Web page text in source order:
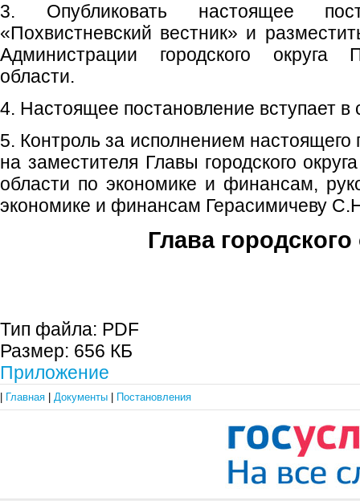
3. Опубликовать настоящее
«Похвистневский вестник» и
Администрации городского округа
области.
4. Настоящее постановление вступает в
5. Контроль за исполнением настоящего
на заместителя Главы городского
области по экономике и финансам,
экономике и финансам Герасимичеву
Глава городского
Тип файла: PDF
Размер: 656 КБ
Приложение
Главная Документы Постановления